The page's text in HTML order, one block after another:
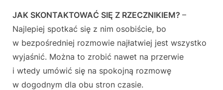
JAK SKONTAKTOWAĆ SIĘ Z RZECZNIKIEM? –
Najlepiej spotkać się z nim osobiście, bo
w bezpośredniej rozmowie najłatwiej jest wszystko
wyjaśnić. Można to zrobić nawet na przerwie
i wtedy umówić się na spokojną rozmowę
w dogodnym dla obu stron czasie.